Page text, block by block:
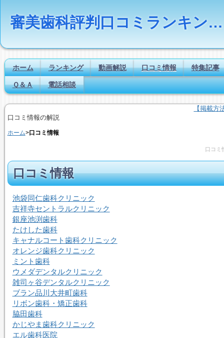
審美歯科評判口コミランキングの比較検索とは｜Dr.NAVI
ホーム ランキング 動画解説 口コミ情報 特集記事
Ｑ＆Ａ 電話相談
【掲載方
口コミ情報の解説
ホーム>口コミ情報
口コミ
口コミ情報
池袋同仁歯科クリニック
吉祥寺セントラルクリニック
銀座池渕歯科
たけした歯科
キャナルコート歯科クリニック
オレンジ歯科クリニック
ミント歯科
ウメダデンタルクリニック
雑司ヶ谷デンタルクリニック
ブラン品川大井町歯科
リボン歯科・矯正歯科
脇田歯科
かじやま歯科クリニック
エル歯科医院